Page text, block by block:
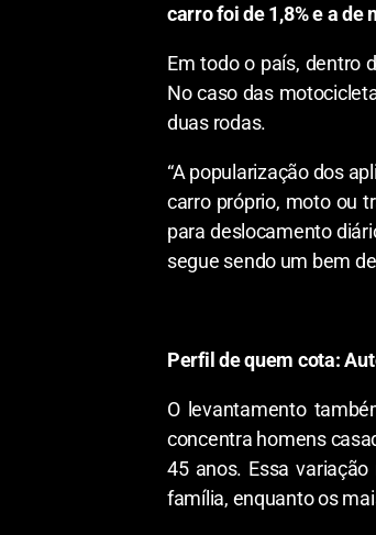
carro foi de 1,8% e a de
Em todo o país, dentro
No caso das
duas rodas.
“A popularização dos
carro próprio, moto ou
para deslocamento
segue sendo um bem
Perfil de quem cota:
O levantamento
concentra homens
45 anos. Essa
família, enquanto os